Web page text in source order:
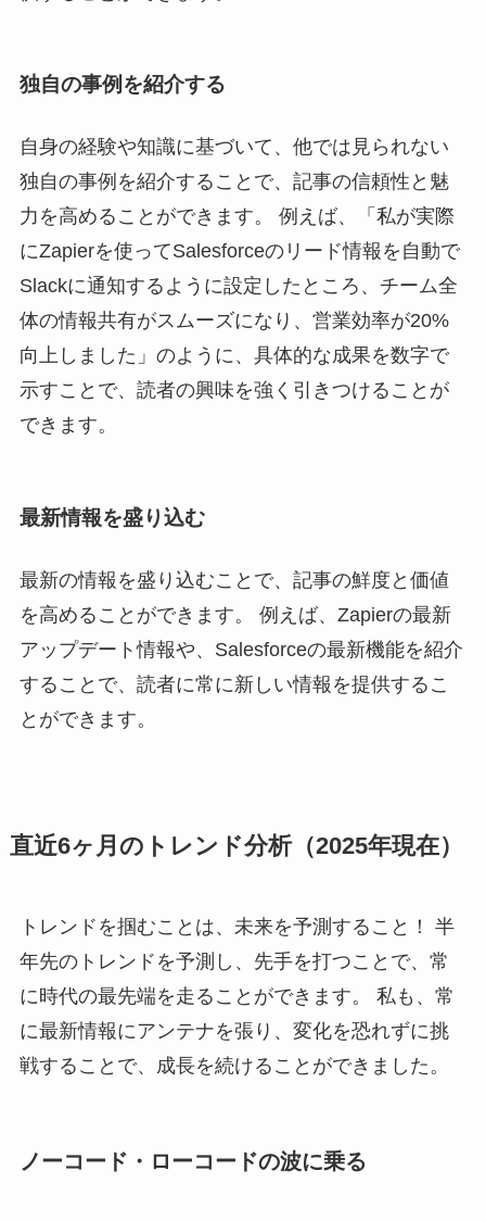
独自の事例を紹介する
自身の経験や知識に基づいて、他では見られない
独自の事例を紹介することで、記事の信頼性と魅
力を高めることができます。 例えば、「私が実際
にZapierを使ってSalesforceのリード情報を自動で
Slackに通知するように設定したところ、チーム全
体の情報共有がスムーズになり、営業効率が20%
向上しました」のように、具体的な成果を数字で
示すことで、読者の興味を強く引きつけることが
できます。
最新情報を盛り込む
最新の情報を盛り込むことで、記事の鮮度と価値
を高めることができます。 例えば、Zapierの最新
アップデート情報や、Salesforceの最新機能を紹介
することで、読者に常に新しい情報を提供するこ
とができます。
直近6ヶ月のトレンド分析（2025年現在）
トレンドを掴むことは、未来を予測すること！ 半
年先のトレンドを予測し、先手を打つことで、常
に時代の最先端を走ることができます。 私も、常
に最新情報にアンテナを張り、変化を恐れずに挑
戦することで、成長を続けることができました。
ノーコード・ローコードの波に乗る